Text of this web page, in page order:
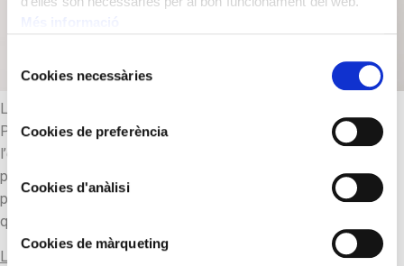
deCookies necessàries
Cookies de preferència
Cookies d'anàlisi
Cookies de màrqueting
L’any 1748, el consistori de Gironella va demanar a Joan
Puigferrat que construís un rellotge nou per al campanar, amb
l’exigència que l’havia de lliurar en el termini de dos mesos i
pel preu de setanta lliures. Al mateix temps, li oferia la
possibilitat de quedar-se a viure a Gironella, amb l’avantatge
que la vila […]
Llegir-ne més